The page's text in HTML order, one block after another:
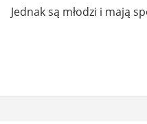
Jednak są młodzi i mają